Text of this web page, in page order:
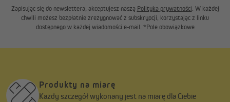
Zapisując się do newslettera, akceptujesz naszą Polityka prywatności. W każdej
chwili możesz bezpłatnie zrezygnować z subskrypcji, korzystając z linku
dostępnego w każdej wiadomości e-mail. *Pole obowiązkowe
Produkty na miarę
Każdy szczegół wykonany jest na miarę dla Ciebie